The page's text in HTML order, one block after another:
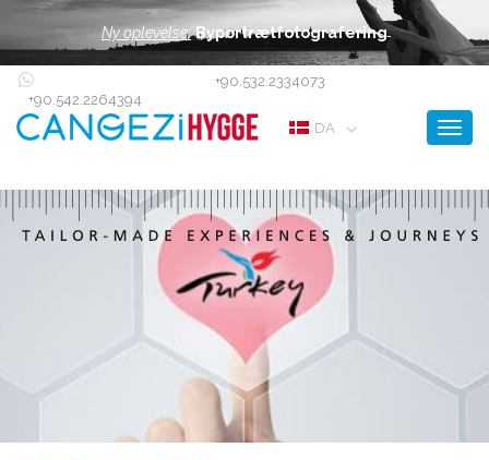
Ny oplevelse: Byportrætfotografering
+90.542.2264394
+90.532.2334073
DA